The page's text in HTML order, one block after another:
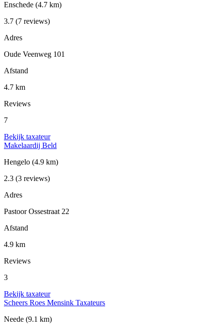
Enschede (4.7 km)
3.7 (7 reviews)
Adres
Oude Veenweg 101
Afstand
4.7 km
Reviews
7
Bekijk taxateur
Makelaardij Beld
Hengelo (4.9 km)
2.3 (3 reviews)
Adres
Pastoor Ossestraat 22
Afstand
4.9 km
Reviews
3
Bekijk taxateur
Scheers Roes Mensink Taxateurs
Neede (9.1 km)